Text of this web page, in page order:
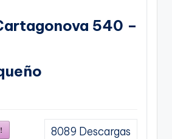
540 –
8089 Descargas